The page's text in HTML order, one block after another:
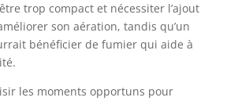
trop compact et nécessiter l’ajout
son aération, tandis qu’un
bénéficier de fumier qui aide à
les moments opportuns pour